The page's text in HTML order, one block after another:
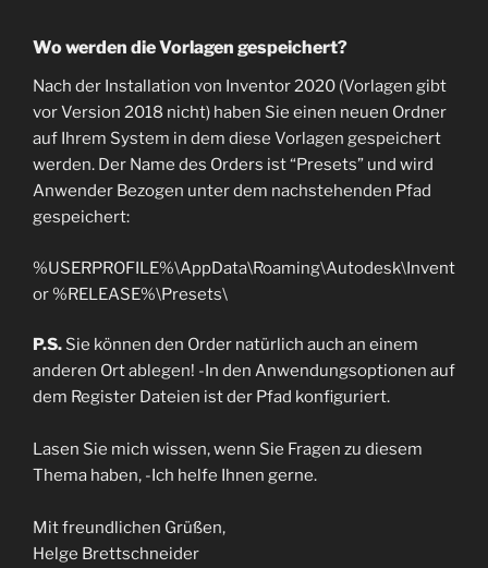
Wo werden die Vorlagen gespeichert?
Nach der Installation von Inventor 2020 (Vorlagen gibt
vor Version 2018 nicht) haben Sie einen neuen Ordner
auf Ihrem System in dem diese Vorlagen gespeichert
werden. Der Name des Orders ist “Presets” und wird
Anwender Bezogen unter dem nachstehenden Pfad
gespeichert:
%USERPROFILE%\AppData\Roaming\Autodesk\Invent
or %RELEASE%\Presets\
P.S. Sie können den Order natürlich auch an einem
anderen Ort ablegen! -In den Anwendungsoptionen auf
dem Register Dateien ist der Pfad konfiguriert.
Lasen Sie mich wissen, wenn Sie Fragen zu diesem
Thema haben, -Ich helfe Ihnen gerne.
Mit freundlichen Grüßen,
Helge Brettschneider